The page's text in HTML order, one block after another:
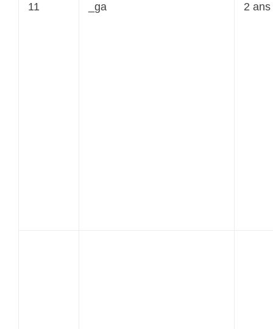
11 _ga 2 ans